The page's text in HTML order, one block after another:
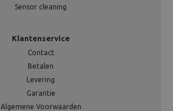
Sensor cleaning
Klantenservice
Contact
Betalen
Levering
Garantie
Algemene Voorwaarden